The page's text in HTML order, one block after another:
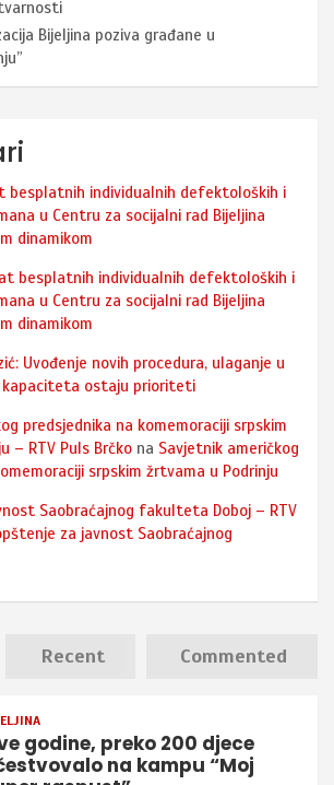
Bijeljina poziva građane u
besplatnih individualnih defektoloških i
u Centru za socijalni rad Bijeljina
dinamikom
besplatnih individualnih defektoloških i
u Centru za socijalni rad Bijeljina
dinamikom
Uvođenje novih procedura, ulaganje u
kapaciteta ostaju prioriteti
predsjednika na komemoraciji srpskim
– RTV Puls Brčko na Savjetnik američkog
srpskim žrtvama u Podrinju
Saobraćajnog fakulteta Doboj – RTV
za javnost Saobraćajnog
Recent Commented
godine, preko 200 djece
na kampu “Moj